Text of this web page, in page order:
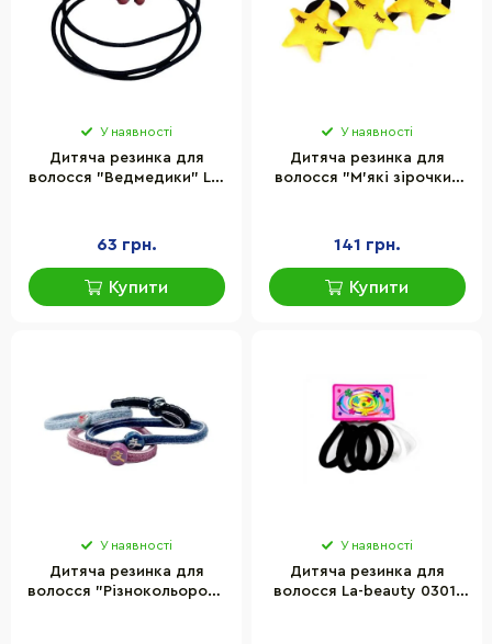
У наявності
Дитяча резинка для
волосся "Ведмедики" La-
63 грн.
Купити
У наявності
Дитяча резинка для
волосся "М'які зірочки"
141 грн.
Купити
У наявності
Дитяча резинка для
волосся "Різнокольорова
У наявності
Дитяча резинка для
волосся La-beauty 0301-